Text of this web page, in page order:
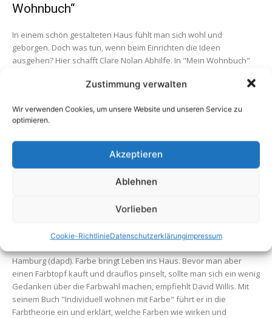
Zustimmung verwalten
Wir verwenden Cookies, um unsere Website und unseren Service zu
optimieren.
Akzeptieren
Ablehnen
Vorlieben
Cookie-RichtlinieDatenschutzerklärungimpressum
Wohnbuch“
In einem schön gestalteten Haus fühlt man sich wohl und
geborgen. Doch was tun, wenn beim Einrichten die Ideen
ausgehen? Hier schafft Clare Nolan Abhilfe. In "Mein Wohnbuch"
Wohnung richtig ein
Hamburg (dapd). Farbe bringt Leben ins Haus. Bevor man aber
einen Farbtopf kauft und drauflos pinselt, sollte man sich ein wenig
Gedanken über die Farbwahl machen, empfiehlt David Willis. Mit
seinem Buch "Individuell wohnen mit Farbe" führt er in die
Farbtheorie ein und erklärt, welche Farben wie wirken und